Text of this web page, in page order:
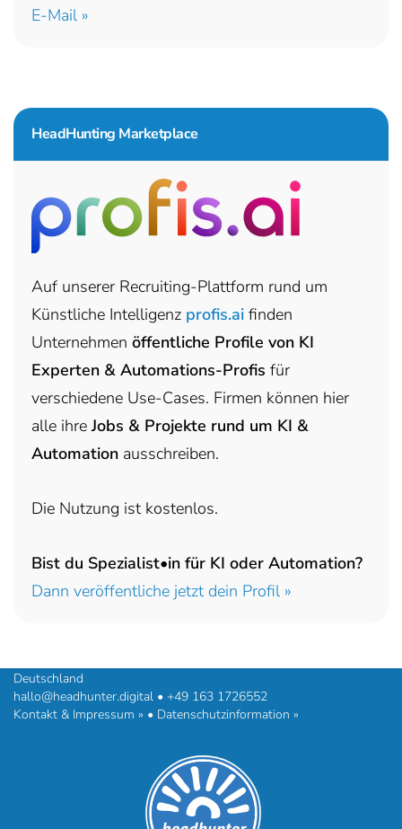
E-Mail »
HeadHunting Marketplace
Auf unserer Recruiting-Plattform rund um
Künstliche Intelligenz profis.ai finden
Unternehmen öffentliche Profile von KI
Experten & Automations-Profis für
verschiedene Use-Cases. Firmen können hier
alle ihreJobs & Projekte rund um KI &
Automation ausschreiben.
Die Nutzung ist kostenlos.
Bist du Spezialist•in für KI oder Automation?
Dann veröffentliche jetzt dein Profil »
Deutschland
hallo@headhunter.digital • +49 163 1726552
Kontakt & Impressum » • Datenschutzinformation »